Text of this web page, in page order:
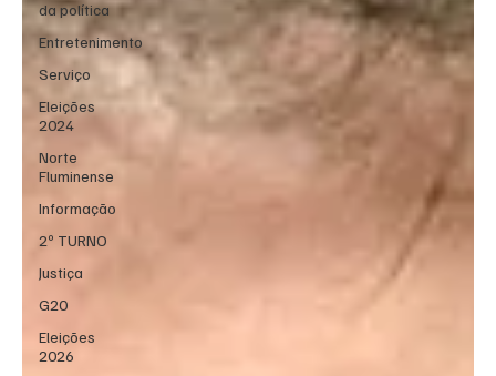
da política
Entretenimento
Serviço
Eleições
2024
Norte
Fluminense
Informação
2º TURNO
Justiça
G20
Eleições
2026